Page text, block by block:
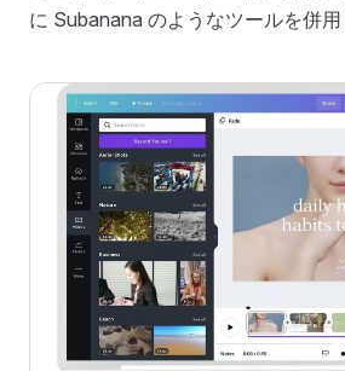
に Subanana のようなツールを併用